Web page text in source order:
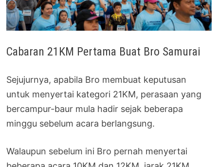
Cabaran 21KM Pertama Buat Bro Samurai
Sejujurnya, apabila Bro membuat keputusan
untuk menyertai kategori 21KM, perasaan yang
bercampur-baur mula hadir sejak beberapa
minggu sebelum acara berlangsung.
Walaupun sebelum ini Bro pernah menyertai